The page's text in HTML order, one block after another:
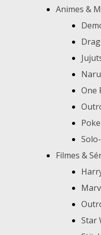
Animes &
One
Filmes &
Star